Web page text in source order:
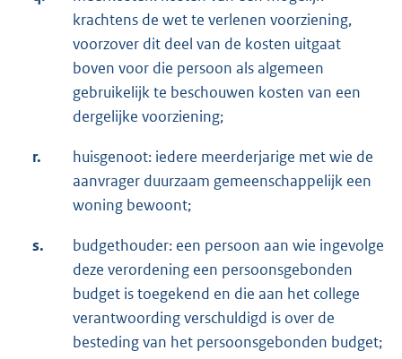
krachtens de wet te verlenen voorziening,
voorzover dit deel van de kosten uitgaat
boven voor die persoon als algemeen
gebruikelijk te beschouwen kosten van een
dergelijke voorziening;
r.
huisgenoot: iedere meerderjarige met wie de
aanvrager duurzaam gemeenschappelijk een
woning bewoont;
s.
budgethouder: een persoon aan wie ingevolge
deze verordening een persoonsgebonden
budget is toegekend en die aan het college
verantwoording verschuldigd is over de
besteding van het persoonsgebonden budget;